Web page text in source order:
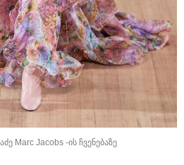
Marc Jacobs -ის ჩვენებაზე